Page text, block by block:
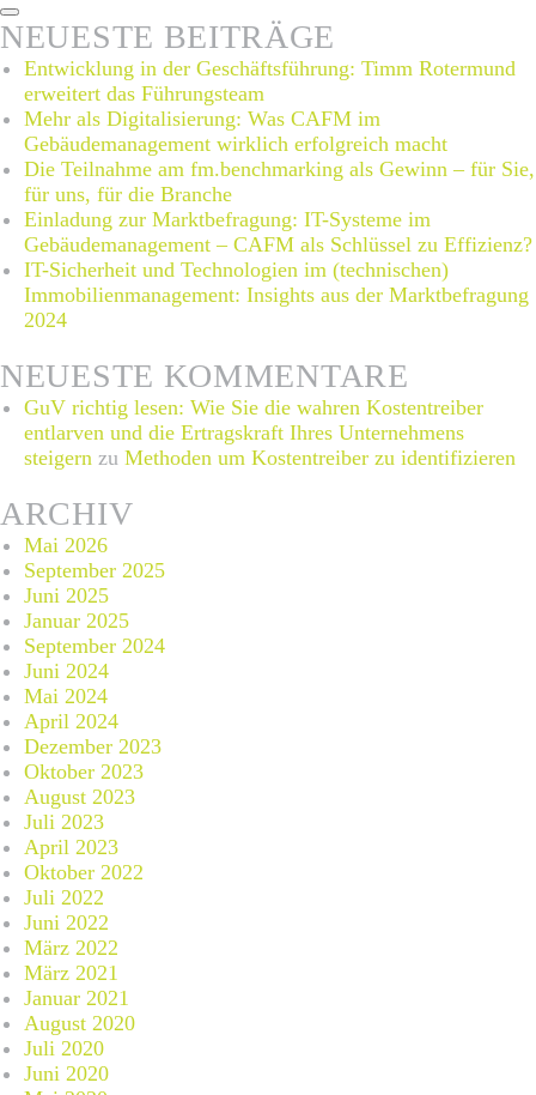
Suchen
NEUESTE BEITRÄGE
Entwicklung in der Geschäftsführung: Timm Rotermund
erweitert das Führungsteam
Mehr als Digitalisierung: Was CAFM im
Gebäudemanagement wirklich erfolgreich macht
Die Teilnahme am fm.benchmarking als Gewinn – für Sie,
für uns, für die Branche
Einladung zur Marktbefragung: IT-Systeme im
Gebäudemanagement – CAFM als Schlüssel zu Effizienz?
IT-Sicherheit und Technologien im (technischen)
Immobilienmanagement: Insights aus der Marktbefragung
2024
NEUESTE KOMMENTARE
GuV richtig lesen: Wie Sie die wahren Kostentreiber
entlarven und die Ertragskraft Ihres Unternehmens
steigern zu Methoden um Kostentreiber zu identifizieren
ARCHIV
Mai 2026
September 2025
Juni 2025
Januar 2025
September 2024
Juni 2024
Mai 2024
April 2024
Dezember 2023
Oktober 2023
August 2023
Juli 2023
April 2023
Oktober 2022
Juli 2022
Juni 2022
März 2022
März 2021
Januar 2021
August 2020
Juli 2020
Juni 2020